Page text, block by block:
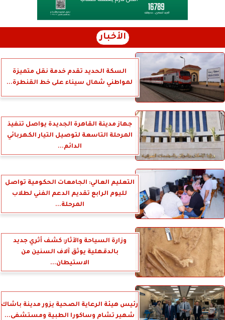
الأخبار
السكة الحديد تقدم خدمة نقل متميزة
لمواطني شمال سيناء على خط القنطرة...
جهاز مدينة القاهرة الجديدة يواصل تنفيذ
المرحلة التاسعة لتوصيل التيار الكهربائي
الدائم...
التعليم العالي: الجامعات الحكومية تواصل
لليوم الرابع تقديم الدعم الفني لطلاب
المرحلة...
وزارة السياحة والآثار: كشف أثري جديد
بالدقهلية يوثق آلاف السنين من
الاستيطان...
رئيس هيئة الرعاية الصحية يزور مدينة باشاك
شهير تشام وساكورا الطبية ومستشفى...